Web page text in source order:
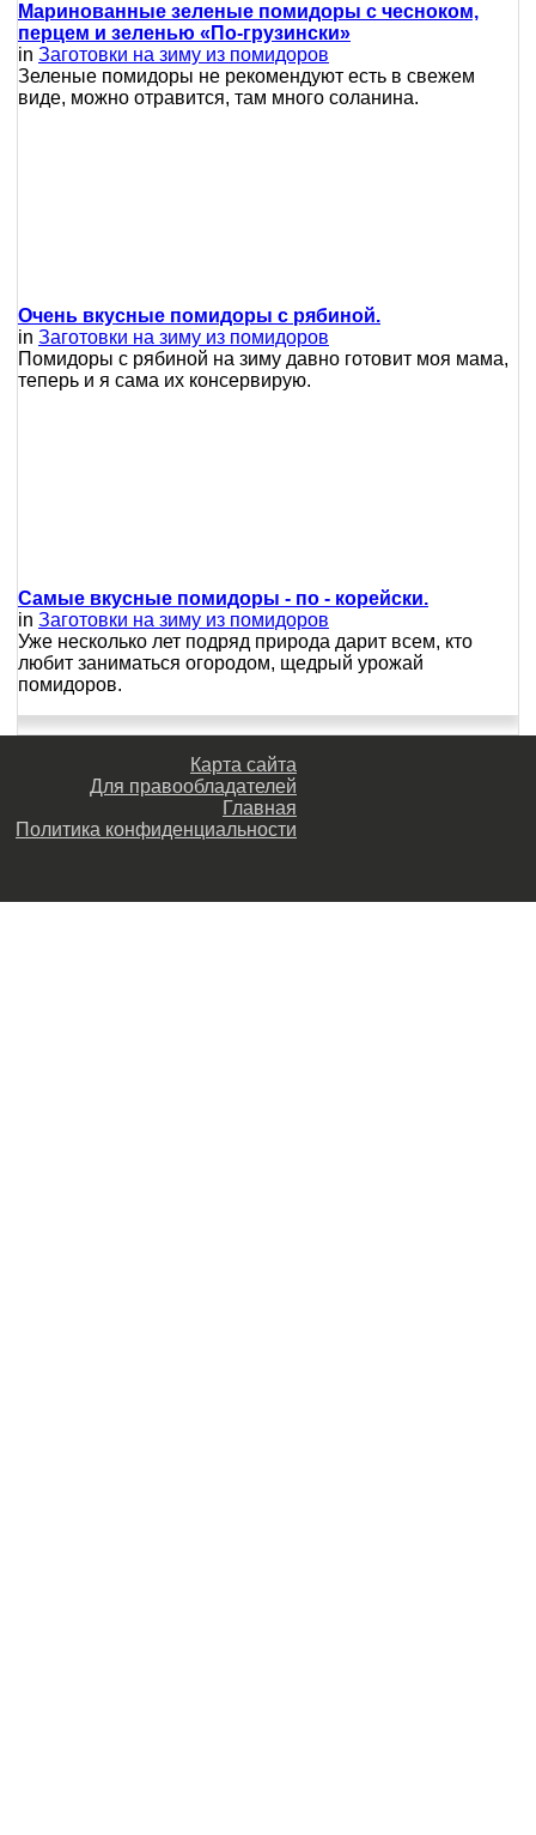
Маринованные зеленые помидоры с чесноком,
перцем и зеленью «По-грузински»
in Заготовки на зиму из помидоров
Зеленые помидоры не рекомендуют есть в свежем
виде, можно отравится, там много соланина.
Очень вкусные помидоры с рябиной.
in Заготовки на зиму из помидоров
Помидоры с рябиной на зиму давно готовит моя мама,
теперь и я сама их консервирую.
Самые вкусные помидоры - по - корейски.
in Заготовки на зиму из помидоров
Уже несколько лет подряд природа дарит всем, кто
любит заниматься огородом, щедрый урожай
помидоров.
Карта сайта
Для правообладателей
Главная
Политика конфиденциальности